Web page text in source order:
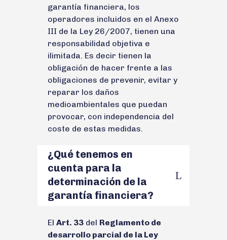
garantía financiera, los
operadores incluidos en el Anexo
III de la Ley 26/2007, tienen una
responsabilidad objetiva e
ilimitada. Es decir tienen la
obligación de hacer frente a las
obligaciones de prevenir, evitar y
reparar los daños
medioambientales que puedan
provocar, con independencia del
coste de estas medidas.
¿Qué tenemos en
cuenta para la
determinación de la
garantía financiera?
El Art. 33 del Reglamento de
desarrollo parcial de la Ley